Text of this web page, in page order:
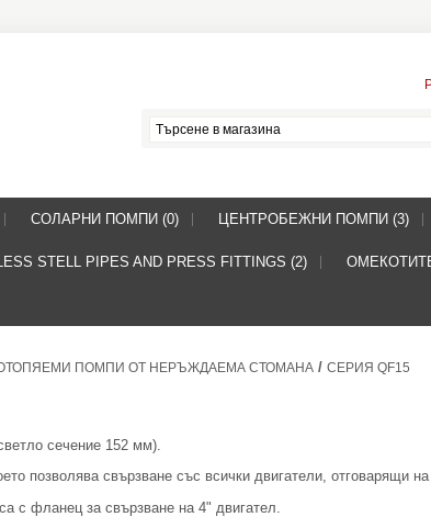
СОЛАРНИ ПОМПИ (0) ЦЕНТРОБЕЖНИ ПОМПИ (3)
STELL PIPES AND PRESS FITTINGS (2)
ПОМПИ ОТ НЕРЪЖДАЕМА СТОМАНА / СЕРИЯ QF15
сечение 152 мм).
позволява свързване със всички двигатели, отговарящи на
с фланец за свързване на 4" двигател.